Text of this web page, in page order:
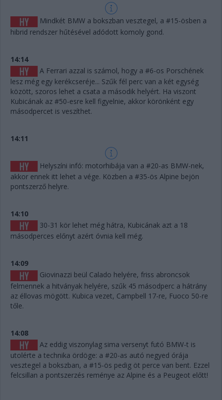
Mindkét BMW a bokszban vesztegel, a #15-ösben a
hibrid rendszer hűtésével adódott komoly gond.
14:14
A Ferrari azzal is számol, hogy a #6-os Porschének
lesz még egy kerékcseréje... Szűk fél perc van a két egység
között, szoros lehet a csata a második helyért. Ha viszont
Kubicának az #50-esre kell figyelnie, akkor körönként egy
másodpercet is veszíthet.
14:11
Helyszíni infó: motorhibája van a #20-as BMW-nek,
akkor ennek itt lehet a vége. Közben a #35-ös Alpine bejön
pontszerző helyre.
14:10
30-31 kör lehet még hátra, Kubicának azt a 18
másodperces előnyt azért óvnia kell még.
14:09
Giovinazzi beül Calado helyére, friss abroncsok
felmennek a hitványak helyére, szűk 45 másodperc a hátrány
az éllovas mögött. Kubica vezet, Campbell 17-re, Fuoco 50-re
tőle.
14:08
Az eddig viszonylag sima versenyt futó BMW-t is
utolérte a technika ördöge: a #20-as autó negyed órája
vesztegel a bokszban, a #15-ös pedig öt perce van bent. Ezzel
felcsillan a pontszerzés reménye az Alpine és a Peugeot előtt!